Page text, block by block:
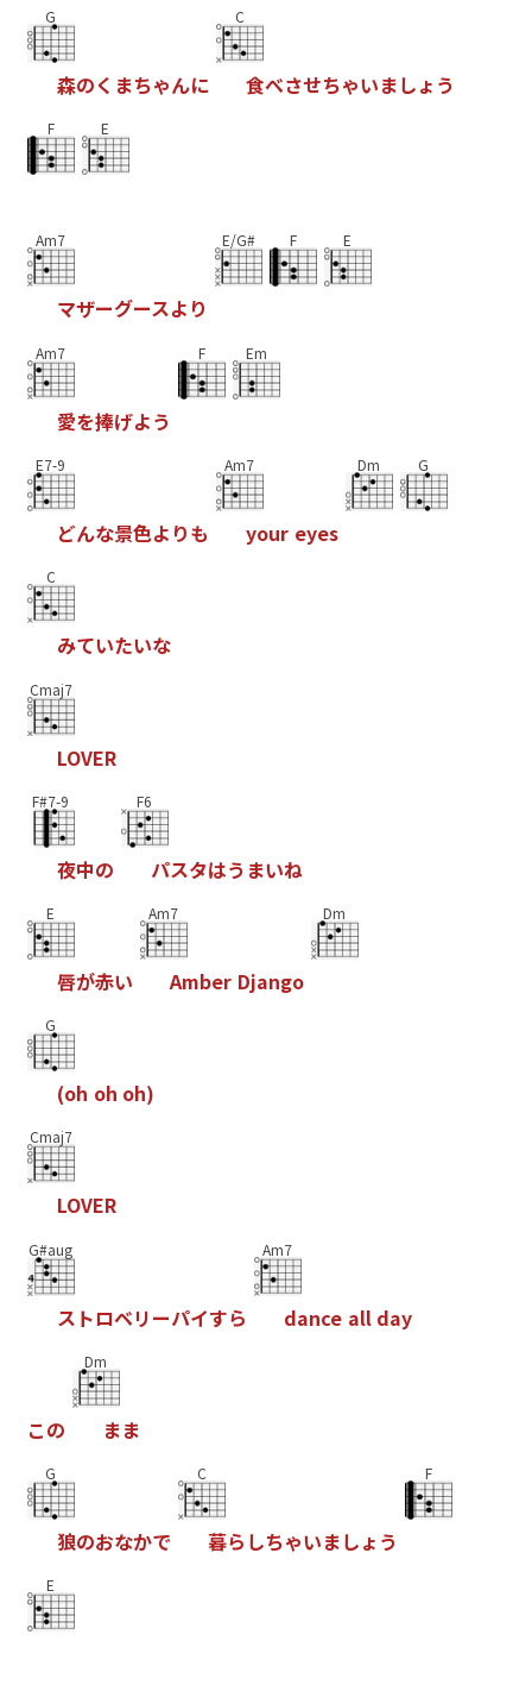
G
森のく まちゃんに
C
食べさせちゃいましょ う
F E
Am7
マザーグースよ り
E/G# F E
Am7
愛を捧げよう
F Em
E7-9
どんな景色よ りも
Am7
your eyes
Dm G
C
みていたいな
Cmaj7
LOVER
F#7-9
夜中の
F6
パスタはう まいね
E
唇が赤い
Am7
Amber Django
Dm
G
(oh oh oh)
Cmaj7
LOVER
G#aug
ス トロベリーパイすら
Am7
dance all day
この
Dm
まま
G
狼のおなかで
C
暮ら しちゃいましょ う
F
E